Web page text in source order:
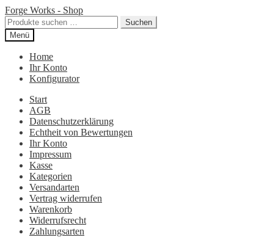
Zur
Navigation
springen
Zum
Inhalt
springen
Forge Works - Shop
Suchen
nach:
Suchen
Menü
Home
Ihr Konto
Konfigurator
Start
AGB
Datenschutzerklärung
Echtheit von Bewertungen
Ihr Konto
Impressum
Kasse
Kategorien
Versandarten
Vertrag widerrufen
Warenkorb
Widerrufsrecht
Zahlungsarten